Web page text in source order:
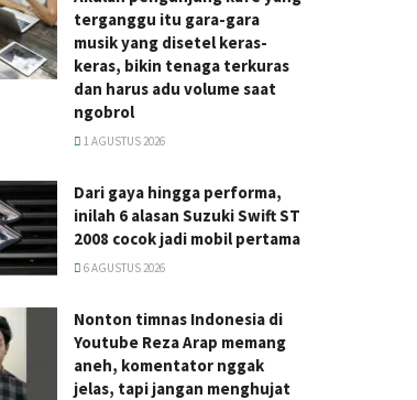
terganggu itu gara-gara
musik yang disetel keras-
keras, bikin tenaga terkuras
dan harus adu volume saat
ngobrol
1 AGUSTUS 2026
Dari gaya hingga performa,
inilah 6 alasan Suzuki Swift ST
2008 cocok jadi mobil pertama
6 AGUSTUS 2026
Nonton timnas Indonesia di
Youtube Reza Arap memang
aneh, komentator nggak
jelas, tapi jangan menghujat